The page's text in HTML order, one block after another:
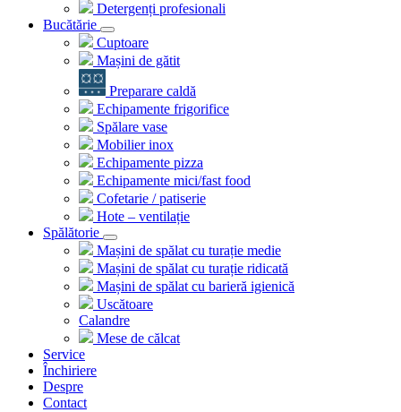
Detergenți profesionali
Bucătărie
Cuptoare
Mașini de gătit
Preparare caldă
Echipamente frigorifice
Spălare vase
Mobilier inox
Echipamente pizza
Echipamente mici/fast food
Cofetarie / patiserie
Hote – ventilație
Spălătorie
Mașini de spălat cu turație medie
Mașini de spălat cu turație ridicată
Mașini de spălat cu barieră igienică
Uscătoare
Calandre
Mese de călcat
Service
Închiriere
Despre
Contact